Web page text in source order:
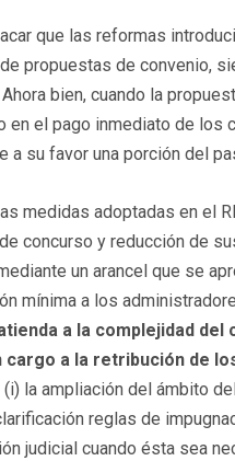
que las reformas
propuestas de convenio,
bien, cuando la
en el pago inmediato de
a su favor una porción del
medidas adoptadas en el
concurso y reducción de
un arancel que se
mínima a los
a la complejidad
cargo a la retribución de
la ampliación del ámbito
reglas de
judicial cuando ésta sea